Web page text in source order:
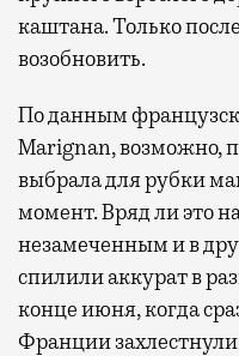
каштана. Только
возобновить.
По данным
Marignan, возможно,
выбрала для рубки
момент. Вряд ли это
незамеченным и в
спилили аккурат в
конце июня, когда
Франции